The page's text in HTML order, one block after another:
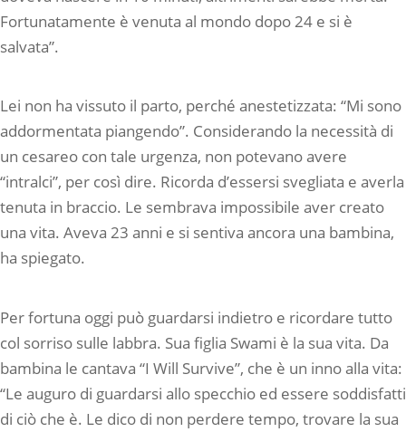
Fortunatamente è venuta al mondo dopo 24 e si è
salvata”.
Lei non ha vissuto il parto, perché anestetizzata: “Mi sono
addormentata piangendo”. Considerando la necessità di
un cesareo con tale urgenza, non potevano avere
“intralci”, per così dire. Ricorda d’essersi svegliata e averla
tenuta in braccio. Le sembrava impossibile aver creato
una vita. Aveva 23 anni e si sentiva ancora una bambina,
ha spiegato.
Per fortuna oggi può guardarsi indietro e ricordare tutto
col sorriso sulle labbra. Sua figlia Swami è la sua vita. Da
bambina le cantava “I Will Survive”, che è un inno alla vita:
“Le auguro di guardarsi allo specchio ed essere soddisfatti
di ciò che è. Le dico di non perdere tempo, trovare la sua